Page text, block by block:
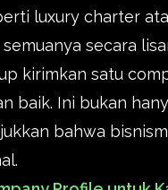
luxury charter
secara
kirimkan satu
baik. Ini bukan
bahwa